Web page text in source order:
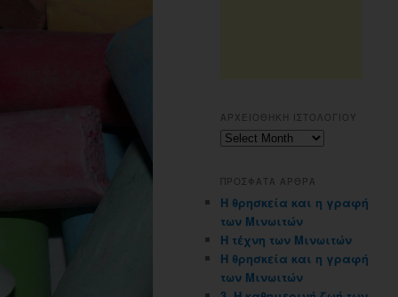
ΑΡΧΕΙΟΘΗΚΗ ΙΣΤΟΛΟΓΙΟΥ
Αρχειοθηκη
ΠΡΟΣΦΑΤΑ ΑΡΘΡΑ
Η θρησκεία και η γραφή
των Μινωιτών
Η τέχνη των Μινωιτών
Η θρησκεία και η γραφή
των Μινωιτών